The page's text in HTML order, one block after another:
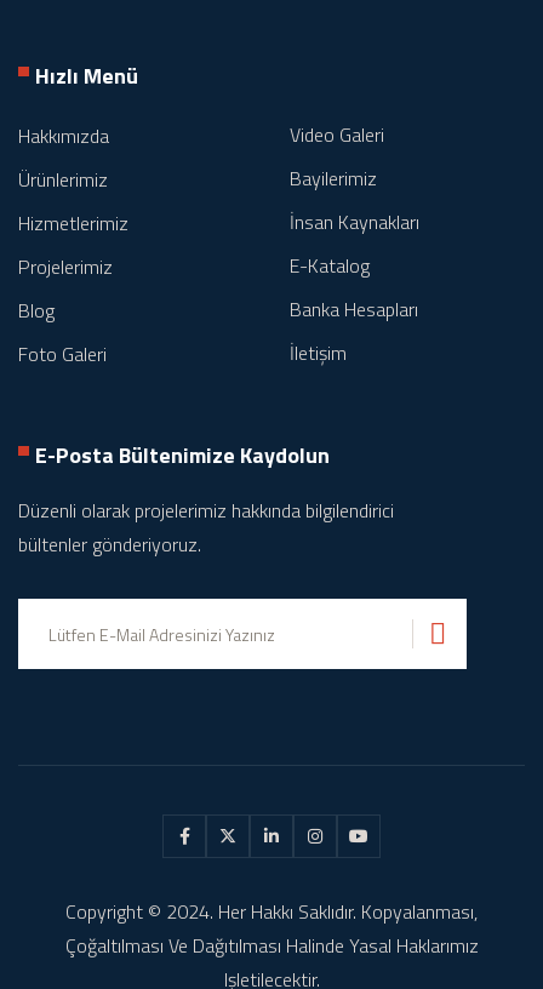
Hızlı Menü
Hakkımızda
Ürünlerimiz
Hizmetlerimiz
Projelerimiz
Blog
Foto Galeri
Video Galeri
Bayilerimiz
İnsan Kaynakları
E-Katalog
Banka Hesapları
İletişim
E-Posta Bültenimize Kaydolun
Düzenli olarak projelerimiz hakkında bilgilendirici
bültenler gönderiyoruz.
Gönder
Copyright © 2024. Her Hakkı Saklıdır. Kopyalanması,
Çoğaltılması Ve Dağıtılması Halinde Yasal Haklarımız
Işletilecektir.